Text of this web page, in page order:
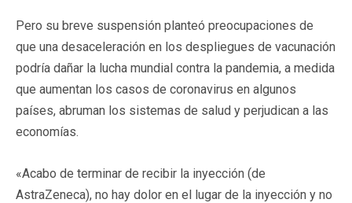
Pero su breve suspensión planteó preocupaciones de
que una desaceleración en los despliegues de vacunación
podría dañar la lucha mundial contra la pandemia, a medida
que aumentan los casos de coronavirus en algunos
países, abruman los sistemas de salud y perjudican a las
economías.
«Acabo de terminar de recibir la inyección (de
AstraZeneca), no hay dolor en el lugar de la inyección y no